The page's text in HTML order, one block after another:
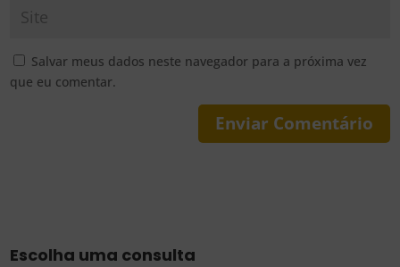
Salvar meus dados neste navegador para a próxima vez
que eu comentar.
Escolha uma consulta